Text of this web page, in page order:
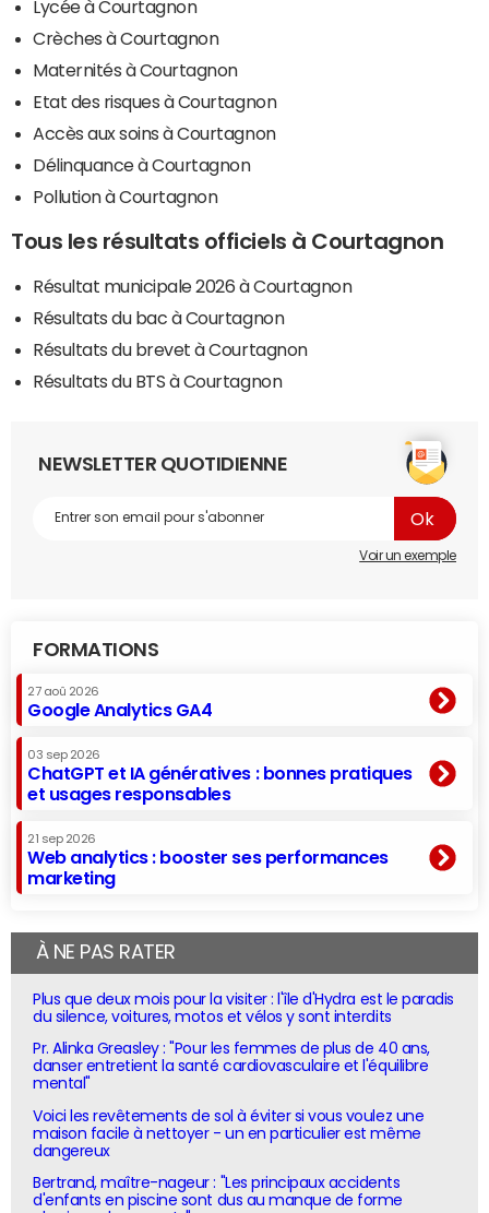
Lycée à Courtagnon
Crèches à Courtagnon
Maternités à Courtagnon
Etat des risques à Courtagnon
Accès aux soins à Courtagnon
Délinquance à Courtagnon
Pollution à Courtagnon
Tous les résultats officiels à Courtagnon
Résultat municipale 2026 à Courtagnon
Résultats du bac à Courtagnon
Résultats du brevet à Courtagnon
Résultats du BTS à Courtagnon
NEWSLETTER QUOTIDIENNE
Voir un exemple
FORMATIONS
27 aoû 2026
Google Analytics GA4
03 sep 2026
ChatGPT et IA génératives : bonnes pratiques
et usages responsables
21 sep 2026
Web analytics : booster ses performances
marketing
À NE PAS RATER
Plus que deux mois pour la visiter : l'île d'Hydra est le paradis
du silence, voitures, motos et vélos y sont interdits
Pr. Alinka Greasley : "Pour les femmes de plus de 40 ans,
danser entretient la santé cardiovasculaire et l'équilibre
mental"
Voici les revêtements de sol à éviter si vous voulez une
maison facile à nettoyer - un en particulier est même
dangereux
Bertrand, maître-nageur : "Les principaux accidents
d'enfants en piscine sont dus au manque de forme